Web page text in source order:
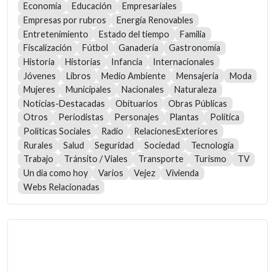
Economía
Educación
Empresariales
Empresas por rubros
Energía Renovables
Entretenimiento
Estado del tiempo
Familia
Fiscalización
Fútbol Ganadería
Gastronomía
Historia
Historias Infancia
Internacionales
Jóvenes
Libros Medio Ambiente Mensajería
Moda
Mujeres
Municipales Nacionales
Naturaleza
Noticias-Destacadas
Obituarios
Obras Públicas
Otros
Periodistas Personajes Plantas
Política
Políticas Sociales
Radio
RelacionesExteriores
Rurales
Salud Seguridad Sociedad
Tecnología
Trabajo
Tránsito / Viales Transporte Turismo
TV
Un día como hoy
Varios Vejez
Vivienda
Webs Relacionadas